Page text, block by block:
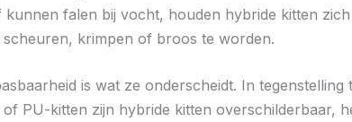
kunnen falen bij vocht, houden hybride kitten zich
krimpen of broos te worden.
is wat ze onderscheidt. In tegenstelling
PU-kitten zijn hybride kitten overschilderbaar,